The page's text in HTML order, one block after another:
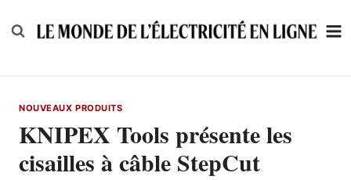
to
NOUVEAUX PRODUITS
KNIPEX Tools présente les
cisailles à câble StepCut